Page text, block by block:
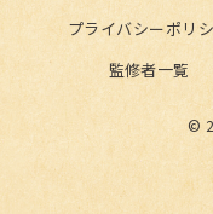
プライバシーポリ
監修者一覧
©